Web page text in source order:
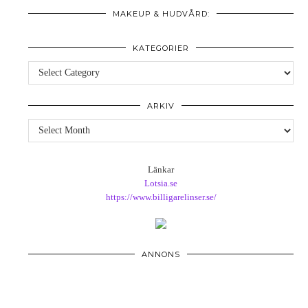
MAKEUP & HUDVÅRD:
KATEGORIER
Kategorier
ARKIV
Arkiv
Länkar
Lotsia.se
https://www.billigarelinser.se/
ANNONS